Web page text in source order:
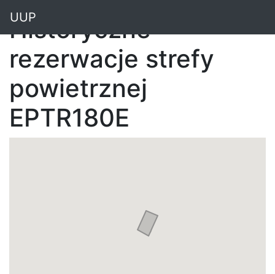
UUP
Historyczne
rezerwacje strefy
powietrznej
EPTR180E